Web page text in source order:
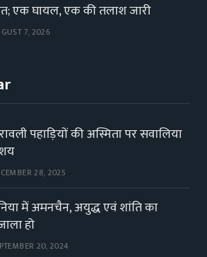
एक घायल, एक की तलाश जारी
7, 2026
पहाड़ियों की अस्मिता पर सवालिया
28, 2025
में अमनचैन, अयुद्ध एवं शांति का
हो
20, 2024